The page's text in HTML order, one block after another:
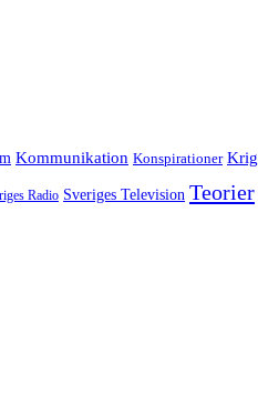
Kommunikation Konspirationer Krig
Radio Sveriges Television Teorier